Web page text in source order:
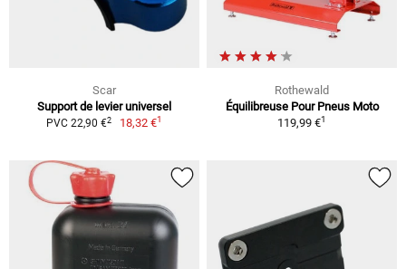
Scar
Support de levier universel
PVC 22,90 €2 18,32 €1
Rothewald
Équilibreuse Pour Pneus Moto
119,99 €1